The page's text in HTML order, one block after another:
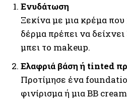
Ενυδάτωση
Ξεκίνα με μια κρέμα
δέρμα πρέπει να
μπει το makeup.
Ελαφριά βάση ή tinted
Προτίμησε ένα
φινίρισμα ή μια BB